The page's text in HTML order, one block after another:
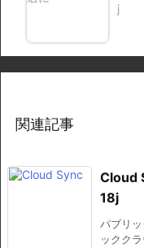
j
関連記事
Cloud
18j
パブリ
ックク